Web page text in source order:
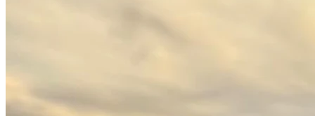
Fortaleza